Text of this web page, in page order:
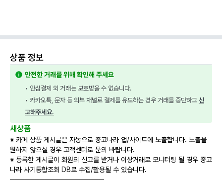
상품 정보
안전한 거래를 위해 확인해 주세요
• 안심결제 외 거래는 보호받을 수 없습니다.
• 카카오톡, 문자 등 외부 채널로 결제를 유도하는 경우 거래를 중단하고 신
고해주세요.
새상품
※ 카페 상품 게시글은 자동으로 중고나라 앱/사이트에 노출합니다. 노출을
원하지 않으실 경우 고객센터로 문의 바랍니다.
※ 등록한 게시글이 회원의 신고를 받거나 이상거래로 모니터링 될 경우 중고
나라 사기통합조회 DB로 수집/활용될 수 있습니다.